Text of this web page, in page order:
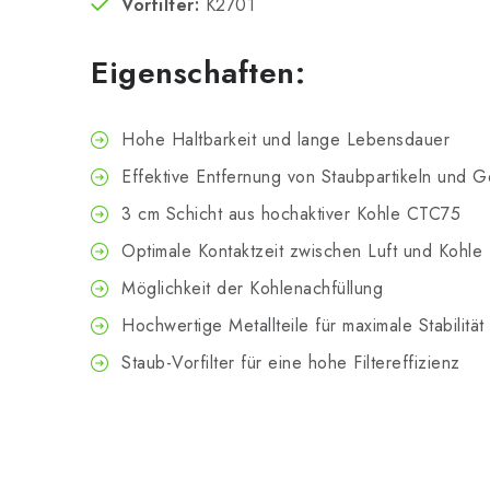
Eigenschaften:
Hohe Haltbarkeit und lange Lebensdauer
Effektive Entfernung von Staubpartikeln und
3 cm Schicht aus hochaktiver Kohle CTC75
Optimale Kontaktzeit zwischen Luft und Kohle
Möglichkeit der Kohlenachfüllung
Hochwertige Metallteile für maximale Stabilität
Staub-Vorfilter für eine hohe Filtereffizienz